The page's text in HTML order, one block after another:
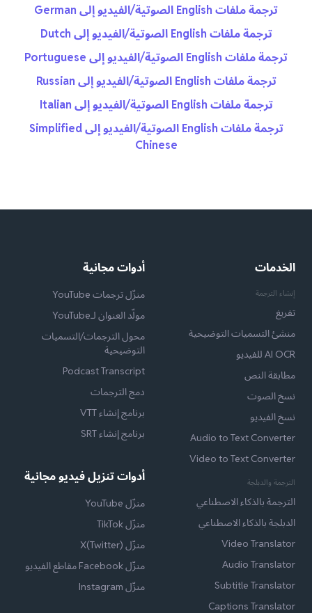
ترجمة ملفات English الصوتية/الفيديو إلى German
ترجمة ملفات English الصوتية/الفيديو إلى Dutch
ترجمة ملفات English الصوتية/الفيديو إلى Portuguese
ترجمة ملفات English الصوتية/الفيديو إلى Russian
ترجمة ملفات English الصوتية/الفيديو إلى Italian
ترجمة ملفات English الصوتية/الفيديو إلى Simplified
Chinese
الخدمات
إنشاء الترجمة
تفريغ
منشئ التسميات التوضيحية
AI OCR للفيديو
مطابقة النص
نسخ الصوت
نسخ الفيديو
Audio to Text Converter
Video to Text Converter
الترجمة والدبلجة
الترجمة بالذكاء الاصطناعي
الدبلجة بالذكاء الاصطناعي
Video Translator
Audio Translator
Subtitle Translator
Captions Translator
أدوات مجانية
منزّل ترجمات YouTube
مولّد العنوان لـYouTube
محول الترجمات/التسميات
التوضيحية
Podcast Transcript
دمج الترجمات
برنامج إنشاء VTT
برنامج إنشاء SRT
أدوات تنزيل فيديو مجانية
منزّل YouTube
منزّل TikTok
منزّل X(Twitter)
منزّل Facebook مقاطع الفيديو
منزّل Instagram